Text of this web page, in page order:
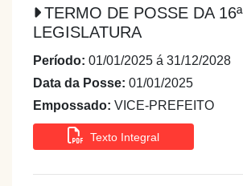
TERMO DE POSSE DA 16ª
LEGISLATURA
Período: 01/01/2025 á 31/12/2028
Data da Posse: 01/01/2025
Empossado: VICE-PREFEITO
Texto Integral